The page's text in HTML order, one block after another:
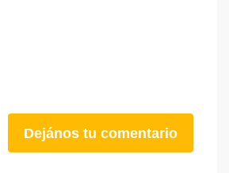
Dejános tu comentario